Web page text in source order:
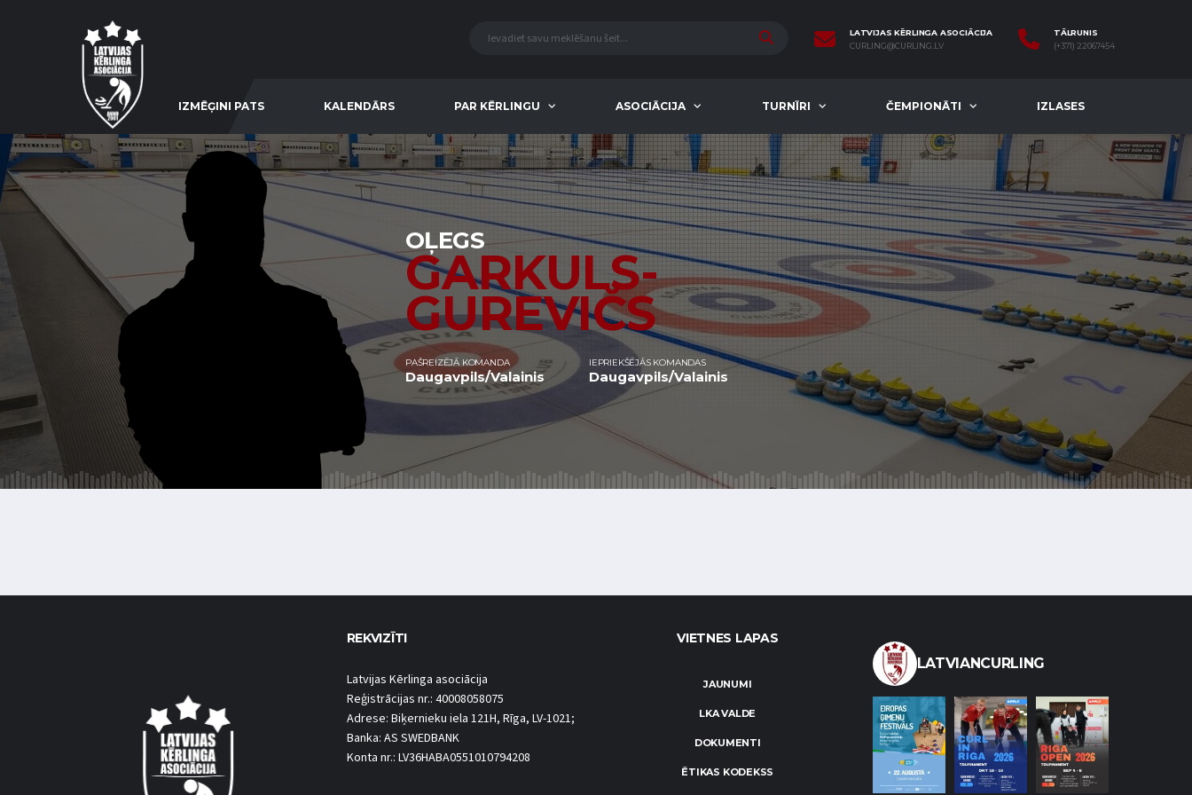
LATVIJAS KĒRLINGA ASOCIĀCIJA
CURLING@CURLING.LV
TĀLRUNIS
(+371) 22067454
IZMĒĢINI PATS KALENDĀRS PAR KĒRLINGU ASOCIĀCIJA TURNĪRI ČEMPIONĀTI IZLASES
OĻEGS
GARKULS-
GUREVIČS
PAŠREIZĒJĀ KOMANDA
Daugavpils/Valainis
IEPRIEKŠĒJĀS KOMANDAS
Daugavpils/Valainis
REKVIZĪTI
Latvijas Kērlinga asociācija
Reģistrācijas nr.: 40008058075
Adrese: Biķernieku iela 121H, Rīga, LV-1021;
Banka: AS SWEDBANK
Konta nr.: LV36HABA0551010794208
VIETNES LAPAS
JAUNUMI
LKA VALDE
DOKUMENTI
ĒTIKAS KODEKSS
LATVIANCURLING